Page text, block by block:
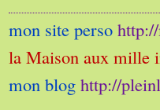
mon site perso
la Maison aux mille
mon blog http://